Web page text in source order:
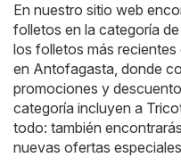
En nuestro sitio web
folletos en la categoría de
los folletos más
en Antofagasta, donde
promociones y
categoría incluyen a
todo: también
nuevas ofertas